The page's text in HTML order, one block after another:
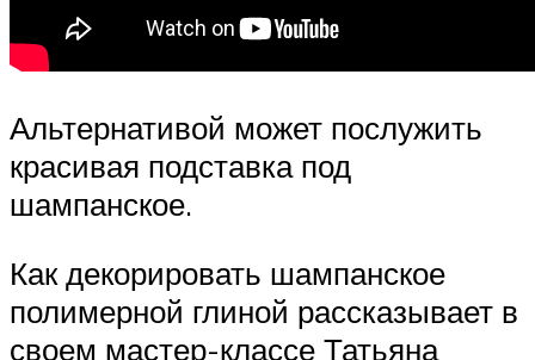
Альтернативой может послужить
красивая подставка под
шампанское.
Как декорировать шампанское
полимерной глиной рассказывает в
своем мастер-классе Татьяна